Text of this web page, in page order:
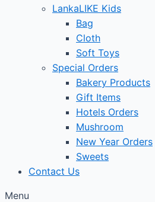
LankaLIKE Kids
Bag
Cloth
Soft Toys
Special Orders
Bakery Products
Gift Items
Hotels Orders
Mushroom
New Year Orders
Sweets
Contact Us
Menu